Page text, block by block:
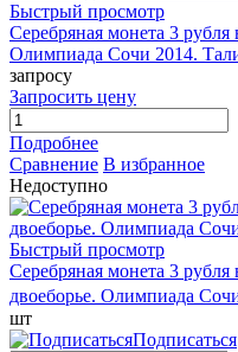
Быстрый просмотр
Серебряная монета 3
Олимпиада Сочи 2014.
запросу
Запросить цену
Подробнее
Сравнение В избранное
Недоступно
Быстрый просмотр
Серебряная монета 3
двоеборье. Олимпиада
шт
Подписаться